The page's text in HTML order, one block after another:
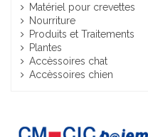
Matériel pour crevettes
Nourriture
Produits et Traitements
Plantes
Accèssoires chat
Accèssoires chien